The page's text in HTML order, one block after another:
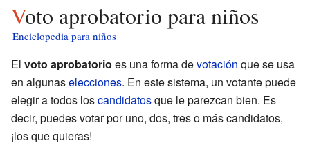
Voto aprobatorio para niños
Enciclopedia para niños
El voto aprobatorio es una forma devotación que se usa
en algunaselecciones. En este sistema, un votante puede
elegir a todos loscandidatosque le parezcan bien. Es
decir, puedes votar por uno, dos, tres o más candidatos,
¡los que quieras!